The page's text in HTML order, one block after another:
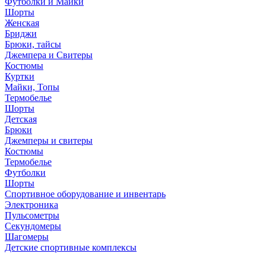
Шорты
Женская
Бриджи
Брюки, тайсы
Джемпера и Свитеры
Костюмы
Куртки
Майки, Топы
Термобелье
Шорты
Детская
Брюки
Джемперы и свитеры
Костюмы
Термобелье
Футболки
Шорты
Спортивное оборудование и инвентарь
Электроника
Пульсометры
Секундомеры
Шагомеры
Детские спортивные комплексы